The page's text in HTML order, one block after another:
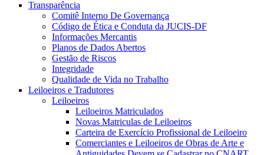
Transparência
Comitê Interno De Governança
Código de Ética e Conduta da JUCIS-DF
Informações Mercantis
Planos de Dados Abertos
Gestão de Riscos
Integridade
Qualidade de Vida no Trabalho
Leiloeiros e Tradutores
Leiloeiros
Leiloeiros Matriculados
Novas Matriculas de Leiloeiros
Carteira de Exercício Profissional de Leiloeiro
Comerciantes e Leiloeiros de Obras de Arte e